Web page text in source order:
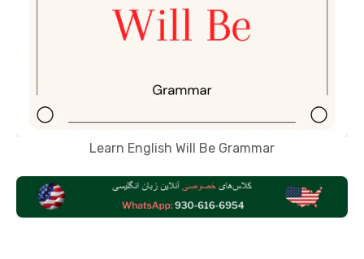
Learn English Will Be Grammar